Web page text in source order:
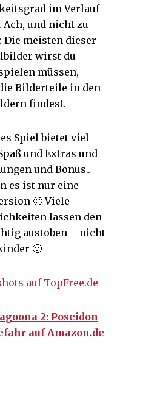
im Verlauf
Ach, und nicht zu
Die meisten dieser
wirst du
müssen,
Bilderteile in den
findest.
Spiel bietet viel
und Extras und
und Bonus..
es ist nur eine
🙂 Viele
lassen den
austoben – nicht
🙂
auf TopFree.de
2: Poseidon
auf Amazon.de